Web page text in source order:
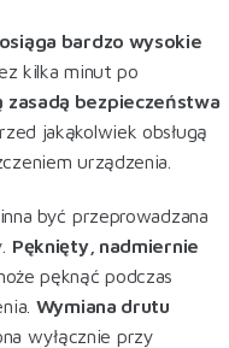
bardzo wysokie
kilka minut po
zasadą bezpieczeństwa
jakąkolwiek obsługą
urządzenia.
być przeprowadzana
Pęknięty, nadmiernie
pęknąć podczas
Wymiana drutu
wyłącznie przy